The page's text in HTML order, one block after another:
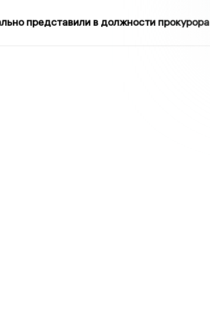
представили в должности прокурора